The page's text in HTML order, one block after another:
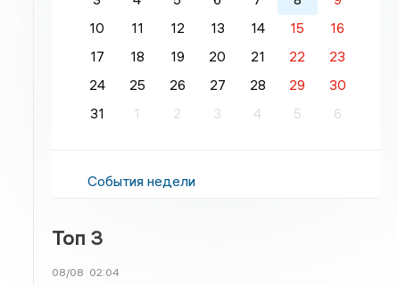
10
11 12 13 14 15
16
17
18 19 20 21 22
23
24
25 26 27 28 29
30
31
1 2 3 4 5 6
События недели
Топ 3
08/08 02:04